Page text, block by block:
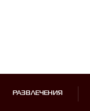
РАЗВЛЕЧЕНИЯ